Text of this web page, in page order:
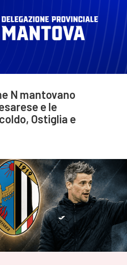
N mantovano
e le
Ostiglia e